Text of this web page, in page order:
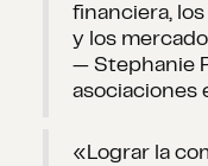
financiera,
y los
— Stephanie
asociaciones
«Lograr la